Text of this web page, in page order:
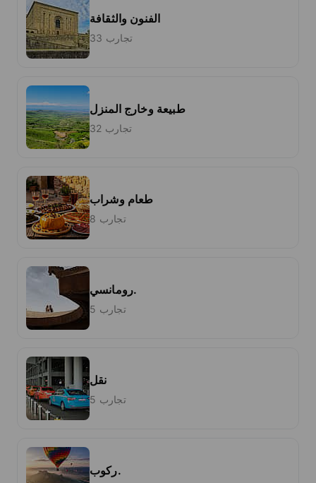
الفنون والثقافة
33 تجارب
طبيعة وخارج المنزل
32 تجارب
طعام وشراب
8 تجارب
رومانسي.
5 تجارب
نقل
5 تجارب
ركوب.